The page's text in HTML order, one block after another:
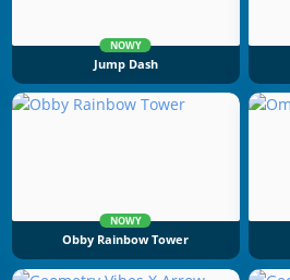
NOWY
Jump Dash
NOWY
Obby Rainbow Tower